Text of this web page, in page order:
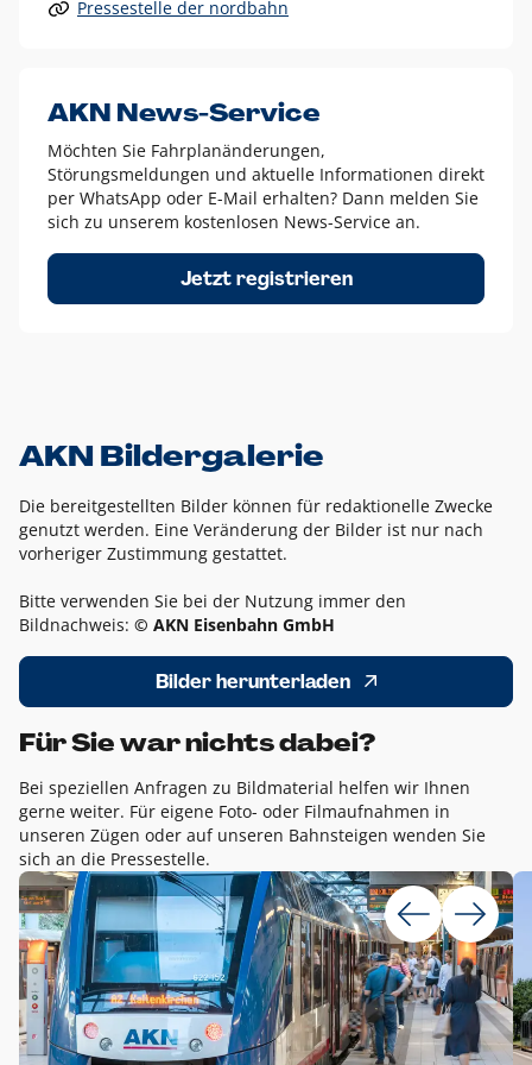
Alle anderen Logo-Varianten dürfen nur in Ausnahmefällen
Diese Ausnahmen sind zum Beispiel:
dem AKN Blau,
weißes Logo auf Fotohintergründen,
schwarzes Logo für reine Schwarz-Weiß-Umsetzungen
Um das Logo herum muss ein Schutzraum von jeweils einer
Höhe bzw. Breite des N aus AKN in alle Richtungen
Pressestelle der nordbahn
AKN News-Service
Möchten Sie Fahrplanänderungen,
Störungsmeldungen und aktuelle Informationen direkt
per WhatsApp oder E-Mail erhalten? Dann melden Sie
sich zu unserem kostenlosen News-Service an.
Jetzt registrieren
AKN Bildergalerie
Die bereitgestellten Bilder können für redaktionelle Zwecke
genutzt werden. Eine Veränderung der Bilder ist nur nach
vorheriger Zustimmung gestattet.
Bitte verwenden Sie bei der Nutzung immer den
Bildnachweis: © AKN Eisenbahn GmbH
Bilder herunterladen
Für Sie war nichts dabei?
Bei speziellen Anfragen zu Bildmaterial helfen wir Ihnen
gerne weiter. Für eigene Foto- oder Filmaufnahmen in
unseren Zügen oder auf unseren Bahnsteigen wenden Sie
sich an die Pressestelle.